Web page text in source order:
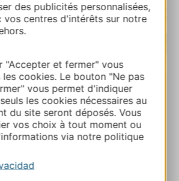
des publicités personnalisées,
vos centres d'intérêts sur notre
"Accepter et fermer" vous
cookies. Le bouton "Ne pas
vous permet d'indiquer
les cookies nécessaires au
du site seront déposés. Vous
vos choix à tout moment ou
via notre politique
| Map data © OpenStreetMap contributors
RESERVA
Bel Air – Mireille Besse